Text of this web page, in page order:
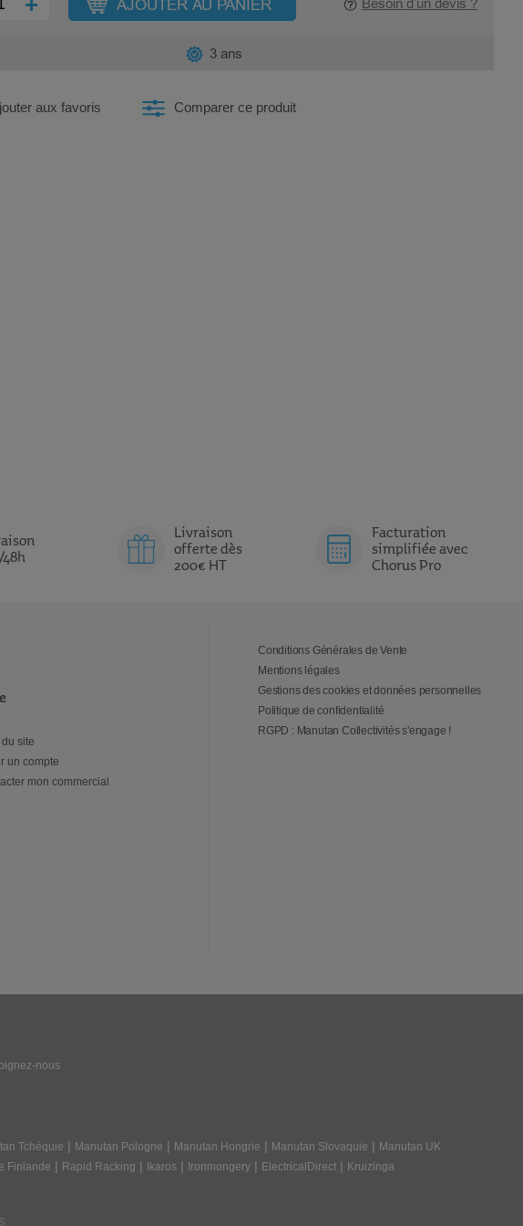
AJOUTER AU PANIER Besoin d’un devis ?
aux favoris Comparer ce produit
3 ans
48h
Livraison
offerte dès
200€ HT
Facturation
simplifiée avec
Chorus Pro
du site
un compte
mon commercial
Conditions Générales de Vente
Mentions légales
Gestions des cookies et données personnelles
Politique de confidentialité
RGPD : Manutan Collectivités s'engage !
nous
Tchéquie | Manutan Pologne | Manutan Hongrie | Manutan Slovaquie | Manutan UK
Finlande | Rapid Racking | Ikaros | Ironmongery| ElectricalDirect| Kruizinga